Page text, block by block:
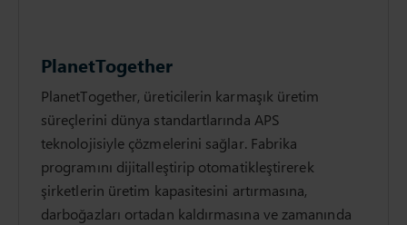
PlanetTogether
PlanetTogether, üreticilerin karmaşık üretim
süreçlerini dünya standartlarında APS
teknolojisiyle çözmelerini sağlar. Fabrika
programını dijitalleştirip otomatikleştirerek
şirketlerin üretim kapasitesini artırmasına,
darboğazları ortadan kaldırmasına ve zamanında